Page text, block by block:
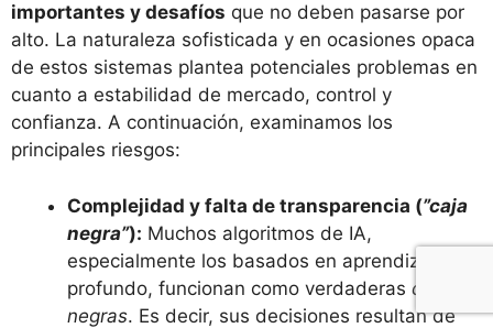
importantes y desafíos que no deben pasarse por
alto. La naturaleza sofisticada y en ocasiones opaca
de estos sistemas plantea potenciales problemas en
cuanto a estabilidad de mercado, control y
confianza. A continuación, examinamos los
principales riesgos:
Complejidad y falta de transparencia (”caja
negra”): Muchos algoritmos de IA,
especialmente los basados en aprendizaje
profundo, funcionan como verdaderas cajas
negras. Es decir, sus decisiones resultan de